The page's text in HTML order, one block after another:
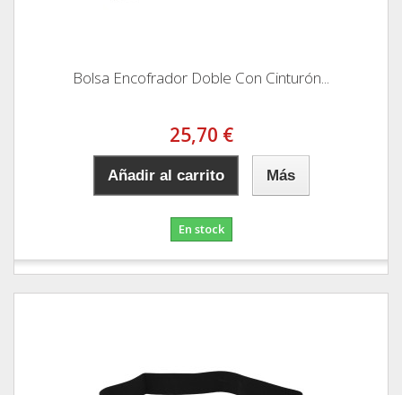
Bolsa Encofrador Doble Con Cinturón...
25,70 €
Añadir al carrito Más
En stock